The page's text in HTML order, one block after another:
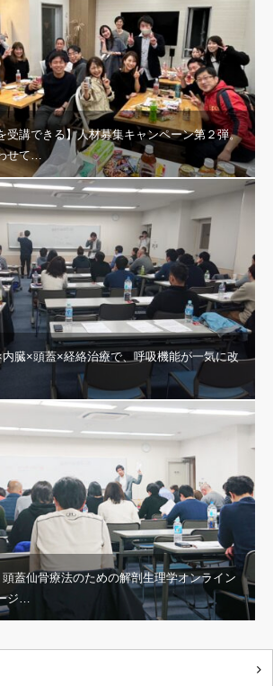
受講できる】人材募集キャンペーン第２弾。
せて…
臓×頭蓋×経絡治療で、呼吸機能が一気に改
蓋仙骨療法のための解剖生理学オンライン
ジ…